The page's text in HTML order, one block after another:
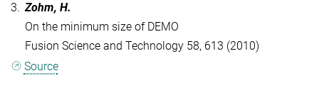
3. Zohm, H.
On the minimum size of DEMO
Fusion Science and Technology 58, 613 (2010)
Source